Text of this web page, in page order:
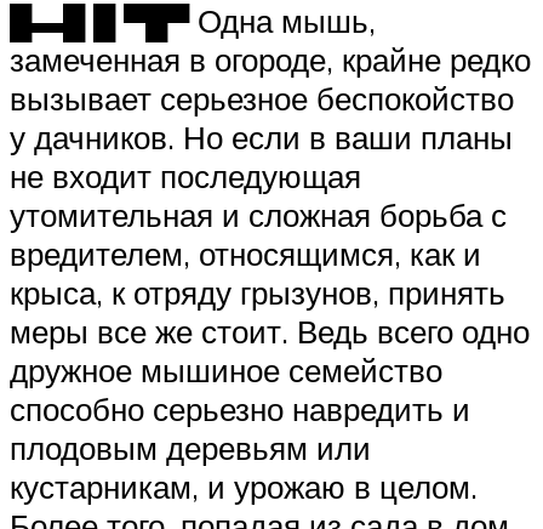
█▬█ █ ▀█▀ Одна мышь,
замеченная в огороде, крайне редко
вызывает серьезное беспокойство
у дачников. Но если в ваши планы
не входит последующая
утомительная и сложная борьба с
вредителем, относящимся, как и
крыса, к отряду грызунов, принять
меры все же стоит. Ведь всего одно
дружное мышиное семейство
способно серьезно навредить и
плодовым деревьям или
кустарникам, и урожаю в целом.